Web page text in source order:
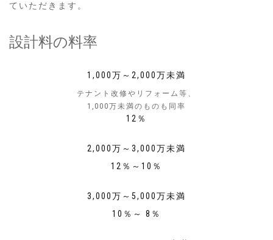
ていただきます。
設計料の料率
1,000万～2,000万未満
テナント改修やリフォーム等、
1,000万未満のものも同率
12％
2,000万～3,000万未満
12％～10％
3,000万～5,000万未満
10％～ 8％